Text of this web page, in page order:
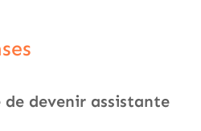
de devenir assistante